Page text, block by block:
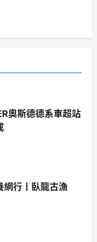
奧斯德德系車超站
網行丨臥龍古漁